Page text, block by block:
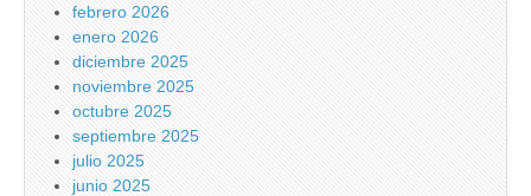
febrero 2026
enero 2026
diciembre 2025
noviembre 2025
octubre 2025
septiembre 2025
julio 2025
junio 2025